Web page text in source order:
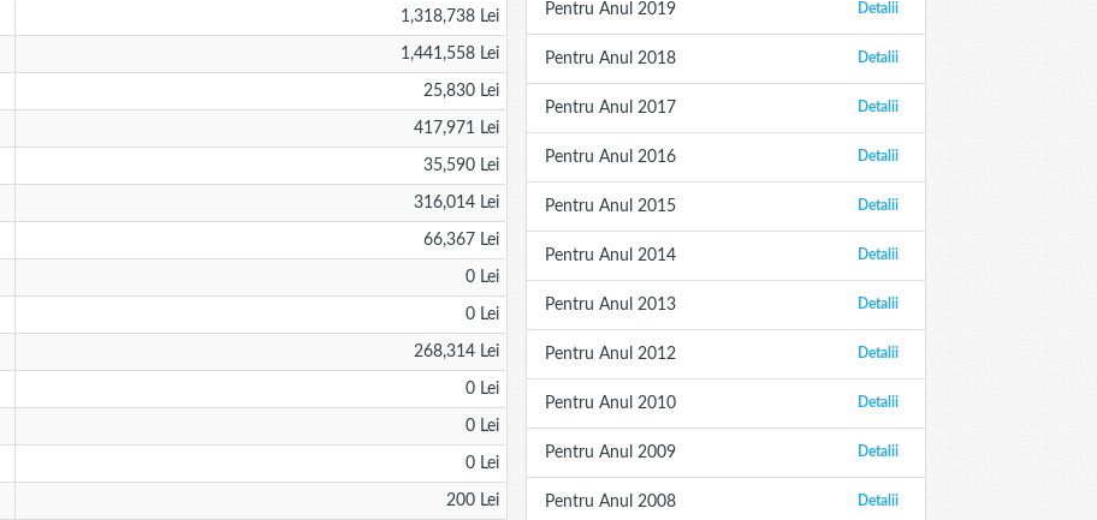
1,318,738 Lei
1,441,558 Lei
25,830 Lei
417,971 Lei
35,590 Lei
316,014 Lei
66,367 Lei
0 Lei
0 Lei
268,314 Lei
0 Lei
0 Lei
0 Lei
200 Lei
Detalii
Pentru Anul 2019
Detalii
Pentru Anul 2018
Detalii
Pentru Anul 2017
Detalii
Pentru Anul 2016
Detalii
Pentru Anul 2015
Detalii
Pentru Anul 2014
Detalii
Pentru Anul 2013
Detalii
Pentru Anul 2012
Detalii
Pentru Anul 2010
Detalii
Pentru Anul 2009
Detalii
Pentru Anul 2008